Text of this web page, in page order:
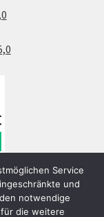
Service
und
notwendige
die weitere